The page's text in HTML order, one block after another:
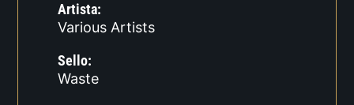
Artista:
Various Artists
Sello:
Waste